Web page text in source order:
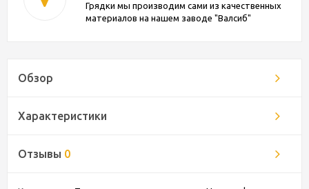
Грядки мы производим сами из качественных
материалов на нашем заводе "Валсиб"
Обзор
Характеристики
Отзывы 0